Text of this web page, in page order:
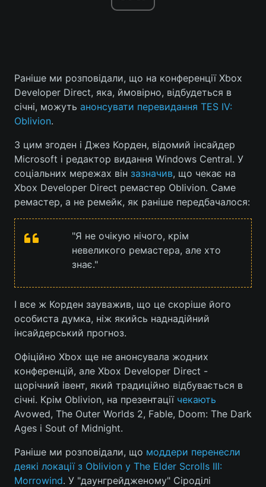
Раніше ми розповідали, що на конференції Xbox
Developer Direct, яка, ймовірно, відбудеться в
січні, можуть анонсувати перевидання TES IV:
Oblivion.
З цим згоден і Джез Корден, відомий інсайдер
Microsoft і редактор видання Windows Central. У
соціальних мережах він зазначив, що чекає на
Xbox Developer Direct ремастер Oblivion. Саме
ремастер, а не ремейк, як раніше передбачалося:
"Я не очікую нічого, крім
невеликого ремастера, але хто
знає."
І все ж Корден зауважив, що це скоріше його
особиста думка, ніж якийсь наднадійний
інсайдерський прогноз.
Офіційно Xbox ще не анонсувала жодних
конференцій, але Xbox Developer Direct -
щорічний івент, який традиційно відбувається в
січні. Крім Oblivion, на презентації чекають
Avowed, The Outer Worlds 2, Fable, Doom: The Dark
Ages і Sout of Midnight.
Раніше ми розповідали, що моддери перенесли
деякі локації з Oblivion у The Elder Scrolls III:
Morrowind. У "даунгрейдженому" Сіроділі